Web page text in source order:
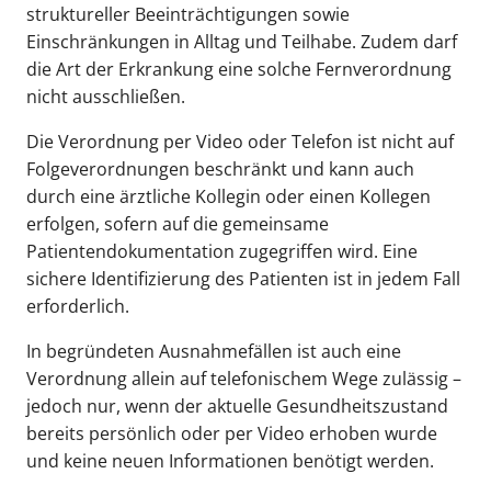
struktureller Beeinträchtigungen sowie
Einschränkungen in Alltag und Teilhabe. Zudem darf
die Art der Erkrankung eine solche Fernverordnung
nicht ausschließen.
Die Verordnung per Video oder Telefon ist nicht auf
Folgeverordnungen beschränkt und kann auch
durch eine ärztliche Kollegin oder einen Kollegen
erfolgen, sofern auf die gemeinsame
Patientendokumentation zugegriffen wird. Eine
sichere Identifizierung des Patienten ist in jedem Fall
erforderlich.
In begründeten Ausnahmefällen ist auch eine
Verordnung allein auf telefonischem Wege zulässig –
jedoch nur, wenn der aktuelle Gesundheitszustand
bereits persönlich oder per Video erhoben wurde
und keine neuen Informationen benötigt werden.